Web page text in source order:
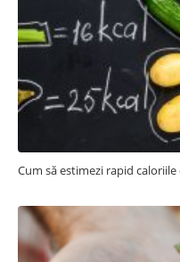
Cum să estimezi rapid